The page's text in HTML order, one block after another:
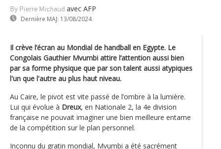
By Pierre Michaud avec AFP
Dernière MAJ: 13/08/2024
Il crève l’écran au Mondial de handball en Egypte. Le
Congolais Gauthier Mvumbi attire l’attention aussi bien
par sa forme physique que par son talent aussi atypiques
l'un que l'autre au plus haut niveau.
Au Caire, le pivot est vite passé de l’ombre à la lumière.
Lui qui évolue à Dreux, en Nationale 2, la 4e division
française ne pouvait imaginer une bien meilleure entame
de la compétition sur le plan personnel.
Inconnu du gratin mondial, Mvumbi a été sacrément